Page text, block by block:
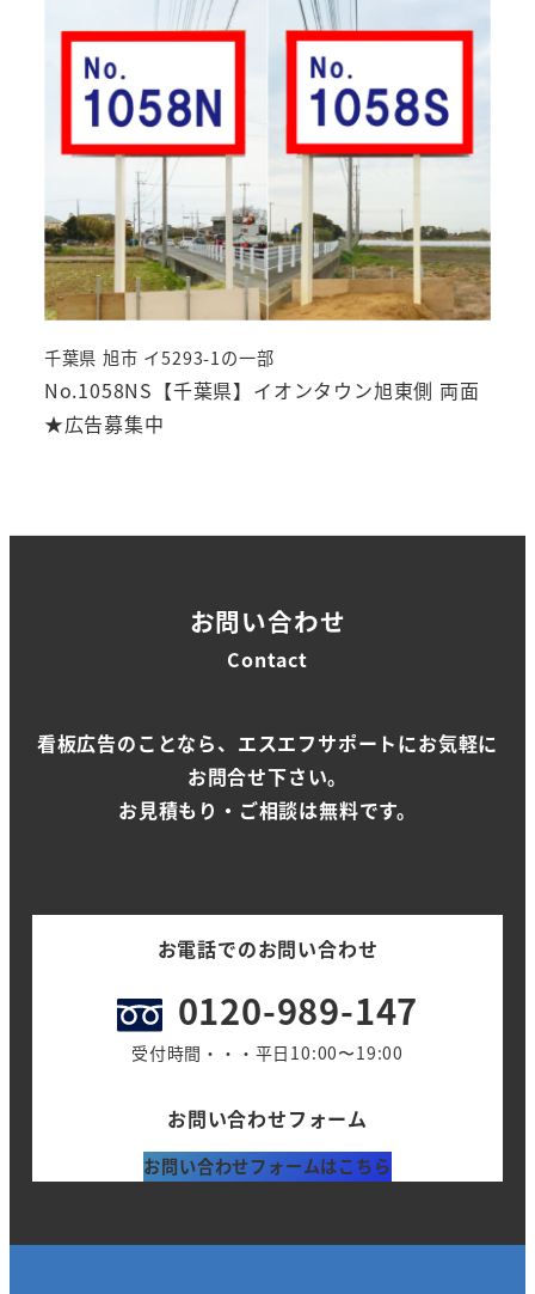
No.1058NS【千葉県】イオンタウン旭東側 両面
★広告募集中
千葉県 旭市 イ5293-1の一部
お問い合わせ
Contact
看板広告のことなら、エスエフサポートにお気軽に
お問合せ下さい。
お見積もり・ご相談は無料です。
お電話でのお問い合わせ
0120-989-147
受付時間・・・平日10:00〜19:00
お問い合わせフォーム
お問い合わせフォームはこちら